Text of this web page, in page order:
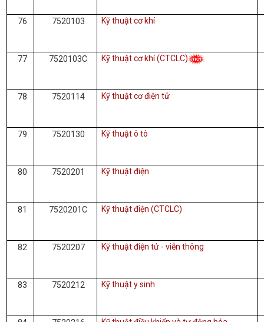
76 7520103 Kỹ thuật cơ khí
77 7520103C Kỹ thuật cơ khí (CTCLC)
78 7520114 Kỹ thuật cơ điện tử
79 7520130 Kỹ thuật ô tô
80 7520201 Kỹ thuật điện
81 7520201C Kỹ thuật điện (CTCLC)
82 7520207 Kỹ thuật điện tử - viễn thông
83 7520212 Kỹ thuật y sinh